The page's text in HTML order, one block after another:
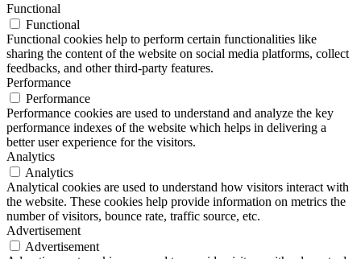
Functional
Functional
Functional cookies help to perform certain functionalities like
sharing the content of the website on social media platforms, collect
feedbacks, and other third-party features.
Performance
Performance
Performance cookies are used to understand and analyze the key
performance indexes of the website which helps in delivering a
better user experience for the visitors.
Analytics
Analytics
Analytical cookies are used to understand how visitors interact with
the website. These cookies help provide information on metrics the
number of visitors, bounce rate, traffic source, etc.
Advertisement
Advertisement